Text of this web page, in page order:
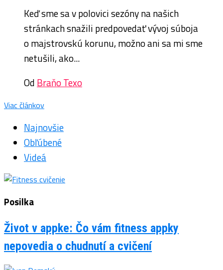
Keď sme sa v polovici sezóny na našich
stránkach snažili predpovedať vývoj súboja
o majstrovskú korunu, možno ani sa mi sme
netušili, ako...
OdBraňo Texo
Viac článkov
Najnovšie
Obľúbené
Videá
Posilka
Život v appke: Čo vám fitness appky
nepovedia o chudnutí a cvičení